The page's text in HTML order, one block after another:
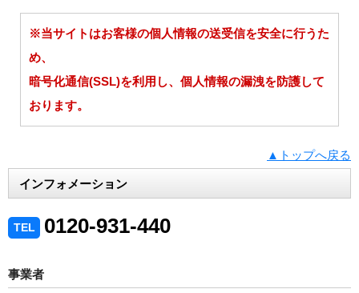
※当サイトはお客様の個人情報の送受信を安全に行うた
め、
暗号化通信(SSL)を利用し、個人情報の漏洩を防護して
おります。
▲トップへ戻る
インフォメーション
TEL 0120-931-440
事業者